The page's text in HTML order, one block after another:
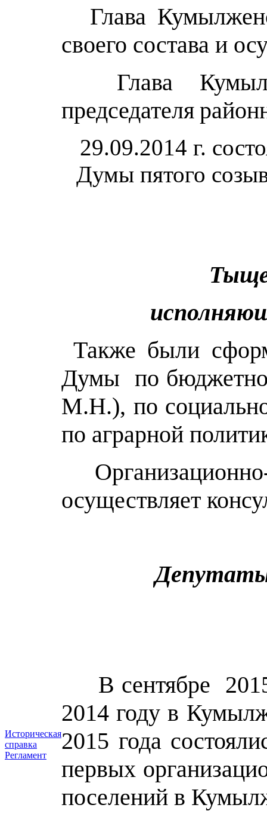
Историческая
справка
Регламент
Глава
своего состава и
Глава
председателя
29.09.2014 г.
Думы пятого
Тыщенко
исполняющая
Также были
Думы по
М.Н.), по
по аграрной
осуществляет
Депутаты
В сентябре 2015
2014 году в
2015 года
первых
поселений в